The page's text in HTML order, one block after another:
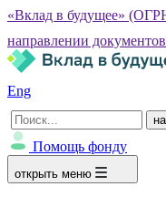
«Вклад в будущее»
направлении
Eng
Помощь фонду
открыть меню